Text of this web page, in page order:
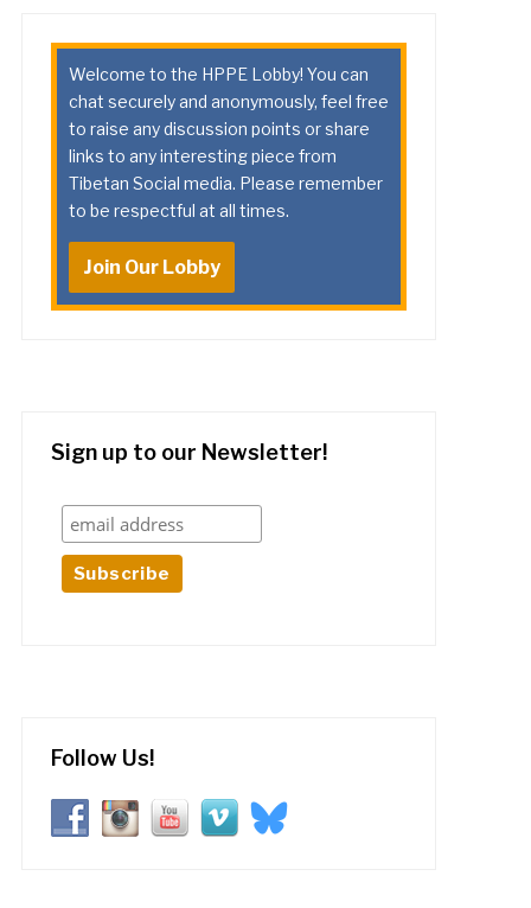
Welcome to the HPPE Lobby! You can
chat securely and anonymously, feel free
to raise any discussion points or share
links to any interesting piece from
Tibetan Social media. Please remember
to be respectful at all times.
Join Our Lobby
Sign up to our Newsletter!
Follow Us!